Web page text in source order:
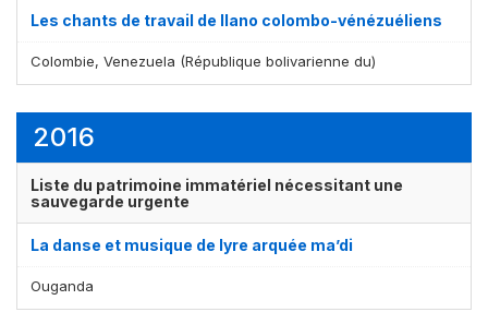
Les chants de travail de llano colombo-vénézuéliens
Colombie, Venezuela (République bolivarienne du)
2016
Liste du patrimoine immatériel nécessitant une
sauvegarde urgente
La danse et musique de lyre arquée ma’di
Ouganda